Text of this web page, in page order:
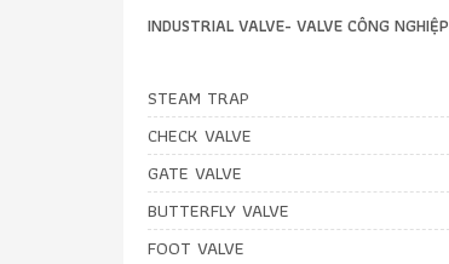
INDUSTRIAL VALVE- VALVE CÔNG NGHIỆP
STEAM TRAP
CHECK VALVE
GATE VALVE
BUTTERFLY VALVE
FOOT VALVE